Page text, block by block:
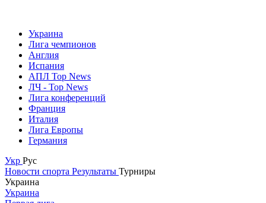
Украина
Лига чемпионов
Англия
Испания
АПЛ Top News
ЛЧ - Top News
Лига конференций
Франция
Италия
Лига Европы
Германия
Укр Рус
Новости спорта Результаты Турниры
Украина
Украина